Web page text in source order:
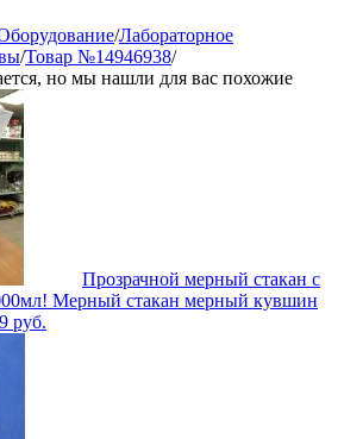
/Лабораторное
/Товар №14946938/
но мы нашли для вас похожие
Прозрачной мерный стакан с
Мерный стакан мерный кувшин
руб.